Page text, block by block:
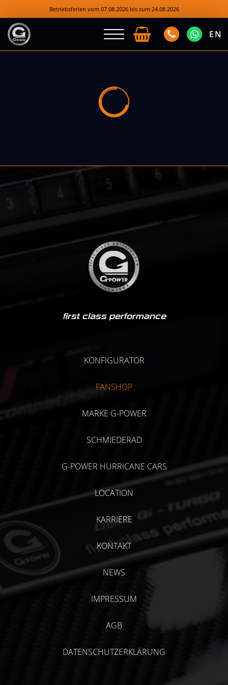
Betriebsferien vom 07.08.2026 bis zum 24.08.2026
EN
first class performance
KONFIGURATOR
FANSHOP
MARKE G-POWER
SCHMIEDERAD
G-POWER HURRICANE CARS
LOCATION
KARRIERE
KONTAKT
NEWS
IMPRESSUM
AGB
DATENSCHUTZERKLÄRUNG